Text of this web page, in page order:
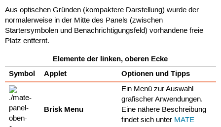
Aus optischen Gründen (kompaktere Darstellung) wurde der
normalerweise in der Mitte des Panels (zwischen
Startersymbolen und Benachrichtigungsfeld) vorhandene freie
Platz entfernt.
Elemente der linken, oberen Ecke
Symbol
Applet Optionen und Tipps
Brisk Menu
Ein Menü zur Auswahl
grafischer Anwendungen.
Eine nähere Beschreibung
findet sich unter MATE